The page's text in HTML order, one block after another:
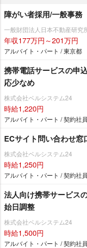
障がい者採用/一般事務
一般財団法人日本不動産研究
年収177万円～201万円
アルバイト・パート / 東京都
携帯電話サービスの申
応少なめ
株式会社ベルシステム24
時給1,220円
アルバイト・パート / 契約社
ECサイト問い合わせ
株式会社ベルシステム24
時給1,250円
アルバイト・パート / 契約社
法人向け携帯サービス
始日調整
株式会社ベルシステム24
時給1,500円
アルバイト・パート / 契約社